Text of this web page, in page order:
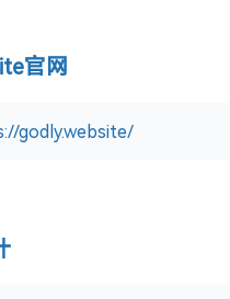
官网
godly.website/